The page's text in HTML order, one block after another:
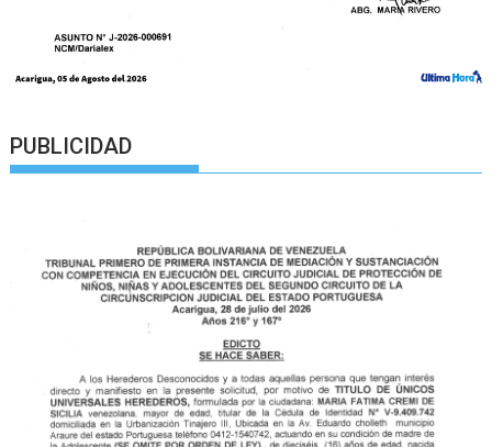
PUBLICIDAD